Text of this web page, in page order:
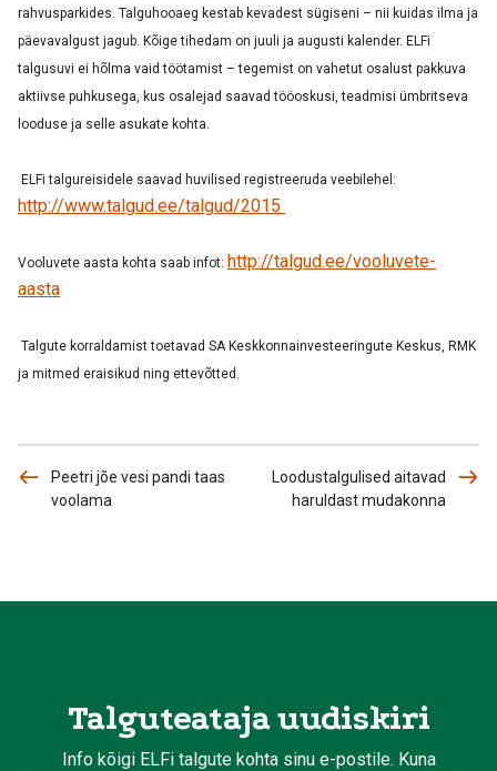
rahvusparkides. Talguhooaeg kestab kevadest sügiseni – nii kuidas ilma ja
päevavalgust jagub. Kõige tihedam on juuli ja augusti kalender. ELFi
talgusuvi ei hõlma vaid töötamist – tegemist on vahetut osalust pakkuva
aktiivse puhkusega, kus osalejad saavad tööoskusi, teadmisi ümbritseva
looduse ja selle asukate kohta.
ELFi talgureisidele saavad huvilised registreeruda veebilehel:
http://www.talgud.ee/talgud/2015
Vooluvete aasta kohta saab infot: http://talgud.ee/vooluvete-
aasta
Talgute korraldamist toetavad SA Keskkonnainvesteeringute Keskus, RMK
ja mitmed eraisikud ning ettevõtted.
Peetri jõe vesi pandi taas
voolama
Loodustalgulised aitavad
haruldast mudakonna
Talguteataja uudiskiri
Info kõigi ELFi talgute kohta sinu e-postile. Kuna